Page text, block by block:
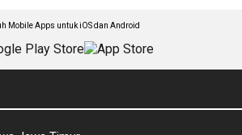
Mobile Apps untuk iOS dan Android